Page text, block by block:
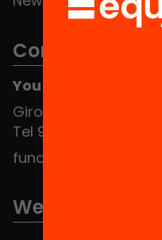
Contact
You can find us at
Girona 34, interior
Tel 934 588 700
fundacio@equitat.org
We are part of...